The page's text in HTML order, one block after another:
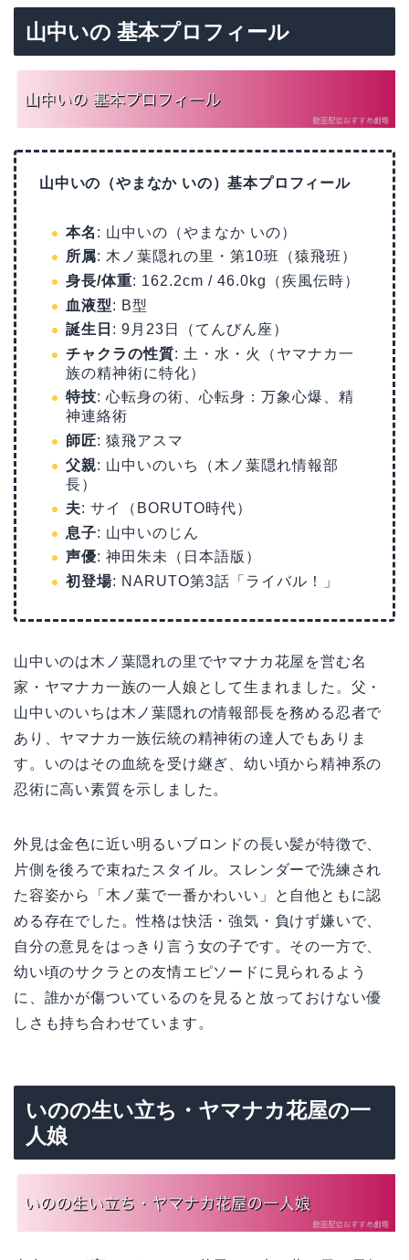
山中いの 基本プロフィール
山中いの（やまなか いの）基本プロフィール
本名 : 山中いの（やまなか いの）
所属: 木ノ葉隠れの里・第10班（猿飛班）
身長/体重: 162.2cm / 46.0kg（疾風伝時）
血液型: B型
誕生日 : 9月23日（てんびん座）
チャクラの性質: 土・水・火（ヤマナカ一
族の精神術に特化）
特技: 心転身の術、心転身：万象心爆、精
神連絡術
師匠: 猿飛アスマ
父親: 山中いのいち（木ノ葉隠れ情報部
長）
夫: サイ（BORUTO時代）
息子: 山中いのじん
声優: 神田朱未（日本語版）
初登場: NARUTO第3話「ライバル！」
山中いのは木ノ葉隠れの里でヤマナカ花屋を営む名
家・ヤマナカ一族の一人娘として生まれました。父・
山中いのいちは木ノ葉隠れの情報部長を務める忍者で
あり、ヤマナカ一族伝統の精神術の達人でもありま
す。いのはその血統を受け継ぎ、幼い頃から精神系の
忍術に高い素質を示しました。
外見は金色に近い明るいブロンドの長い髪が特徴で、
片側を後ろで束ねたスタイル。スレンダーで洗練され
た容姿から「木ノ葉で一番かわいい」と自他ともに認
める存在でした。性格は快活・強気・負けず嫌いで、
自分の意見をはっきり言う女の子です。その一方で、
幼い頃のサクラとの友情エピソードに見られるよう
に、誰かが傷ついているのを見ると放っておけない優
しさも持ち合わせています。
いのの生い立ち・ヤマナカ花屋の一
人娘